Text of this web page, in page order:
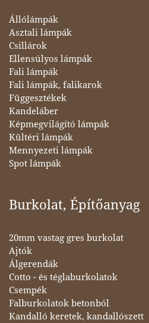
Állólámpák
Asztali lámpák
Csillárok
Ellensúlyos lámpák
Fali lámpák
Fali lámpák, falikarok
Függesztékek
Kandeláber
Képmegvilágító lámpák
Kültéri lámpák
Mennyezeti lámpák
Spot lámpák
Burkolat, Építőanyag
20mm vastag gres burkolat
Ajtók
Álgerendák
Cotto - és téglaburkolatok
Csempék
Falburkolatok betonból
Kandalló keretek, kandallószett